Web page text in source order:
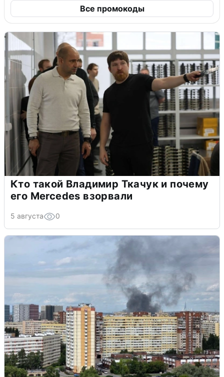
Все промокоды
Кто такой Владимир Ткачук и почему
его Mercedes взорвали
5 августа 0